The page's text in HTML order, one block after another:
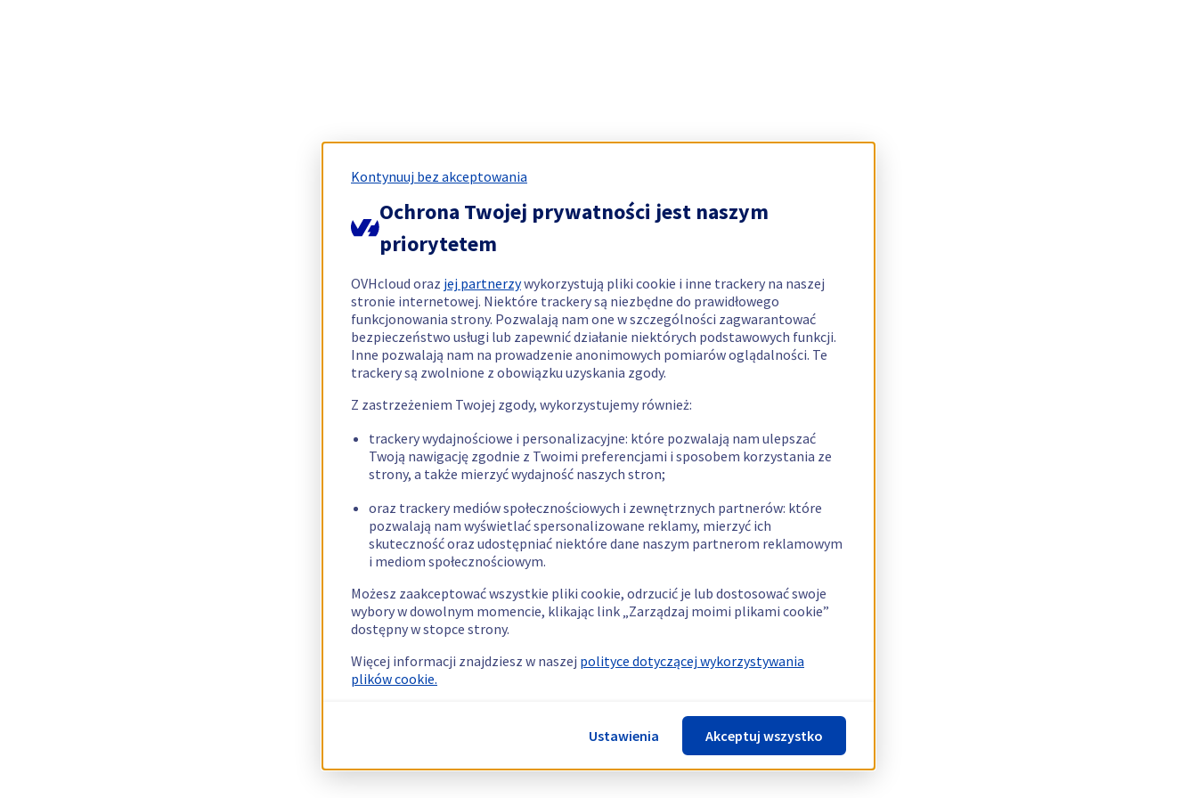
Kontynuuj bez akceptowania
Ochrona Twojej prywatności jest naszym
priorytetem
OVHcloud oraz jej partnerzywykorzystują pliki cookie i inne trackery na naszej
stronie internetowej. Niektóre trackery są niezbędne do prawidłowego
funkcjonowania strony. Pozwalają nam one w szczególności zagwarantować
bezpieczeństwo usługi lub zapewnić działanie niektórych podstawowych funkcji.
Inne pozwalają nam na prowadzenie anonimowych pomiarów oglądalności. Te
trackery są zwolnione z obowiązku uzyskania zgody.
Z zastrzeżeniem Twojej zgody, wykorzystujemy również:
trackery wydajnościowe i personalizacyjne: które pozwalają nam ulepszać
Twoją nawigację zgodnie z Twoimi preferencjami i sposobem korzystania ze
strony, a także mierzyć wydajność naszych stron;
oraz trackery mediów społecznościowych i zewnętrznych partnerów: które
pozwalają nam wyświetlać spersonalizowane reklamy, mierzyć ich
skuteczność oraz udostępniać niektóre dane naszym partnerom reklamowym
i mediom społecznościowym.
Możesz zaakceptować wszystkie pliki cookie, odrzucić je lub dostosować swoje
wybory w dowolnym momencie, klikając link „Zarządzaj moimi plikami cookie”
dostępny w stopce strony.
Więcej informacji znajdziesz w naszej polityce dotyczącej wykorzystywania
plików cookie.
Ustawienia Akceptuj wszystko